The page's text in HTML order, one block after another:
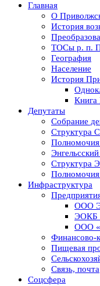
Главная
О
История
ТОСы р. п.
География
Население
История
Книга
Депутаты
Собрание
Структура
Структура
Полномочия
Инфраструктура
ООО
ЭОКБ
ООО
Финансово-
Пищевая
Связь, почта
Соцсфера